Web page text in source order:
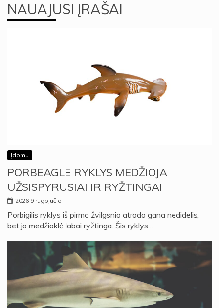
NAUAJUSI ĮRAŠAI
Įdomu
PORBEAGLE RYKLYS MEDŽIOJA
UŽSISPYRUSIAI IR RYŽTINGAI
2026 9 rugpjūčio
Porbigilis ryklys iš pirmo žvilgsnio atrodo gana nedidelis,
bet jo medžioklė labai ryžtinga. Šis ryklys…